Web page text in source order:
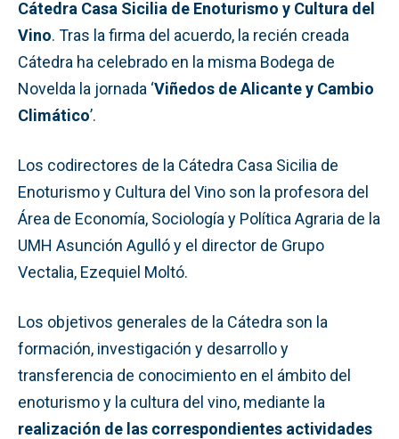
Cátedra Casa Sicilia de Enoturismo y Cultura del
Vino. Tras la firma del acuerdo, la recién creada
Cátedra ha celebrado en la misma Bodega de
Novelda la jornada ‘Viñedos de Alicante y Cambio
Climático’.
Los codirectores de la Cátedra Casa Sicilia de
Enoturismo y Cultura del Vino son la profesora del
Área de Economía, Sociología y Política Agraria de la
UMH Asunción Agulló y el director de Grupo
Vectalia, Ezequiel Moltó.
Los objetivos generales de la Cátedra son la
formación, investigación y desarrollo y
transferencia de conocimiento en el ámbito del
enoturismo y la cultura del vino, mediante la
realización de las correspondientes actividades